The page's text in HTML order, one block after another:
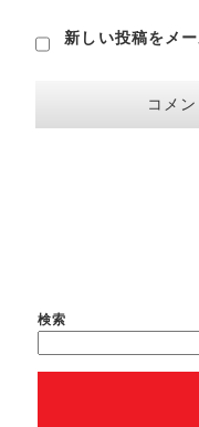
新しい投稿をメ
検索